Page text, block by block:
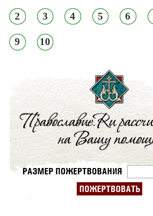
2 3 4 5 6
9 10